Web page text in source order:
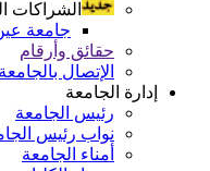
الشراكات
جامعة
حقائق وأرقام
الإتصال بالجامعة
إدارة الجامعة
رئيس الجامعة
نواب رئيس
أمناء الجامعة